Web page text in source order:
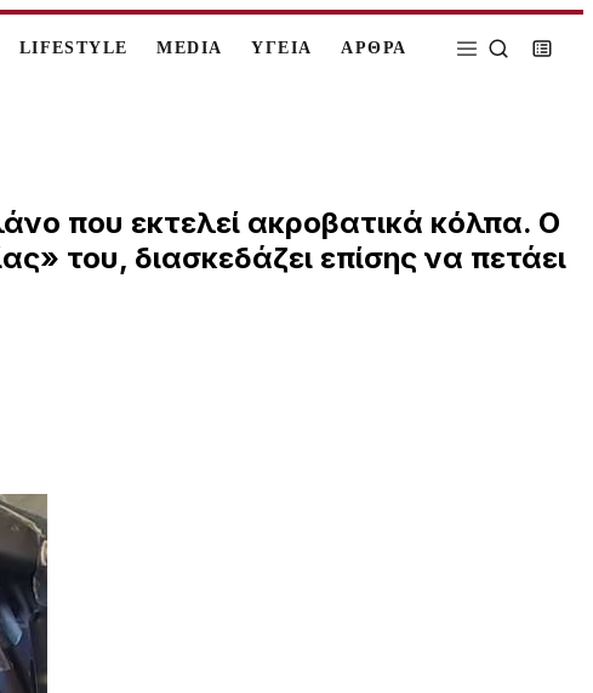
LIFESTYLE MEDIA ΥΓΕΙΑ ΑΡΘΡΑ
που εκτελεί ακροβατικά κόλπα. Ο
του, διασκεδάζει επίσης να πετάει